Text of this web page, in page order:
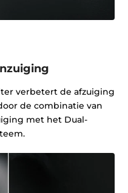
verbetert de afzuiging
de combinatie van
met het Dual-